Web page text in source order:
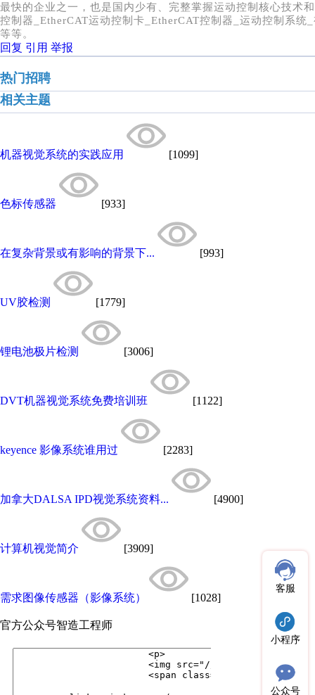
最快的企业之一，也是国内少有、完整掌握运动控制核心技术
控制器_EtherCAT运动控制卡_EtherCAT控制器_运动控制系
等等。
回复 引用 举报
热门招聘
相关主题
机器视觉系统的实践应用 [1099]
色标传感器 [933]
在复杂背景或有影响的背景下... [993]
UV胶检测 [1779]
锂电池极片检测 [3006]
DVT机器视觉系统免费培训班 [1122]
keyence 影像系统谁用过 [2283]
加拿大DALSA IPD视觉系统资料... [4900]
计算机视觉简介 [3909]
需求图像传感器（影像系统） [1028]
官方公众号智造工程师
客服
小程序
公众号